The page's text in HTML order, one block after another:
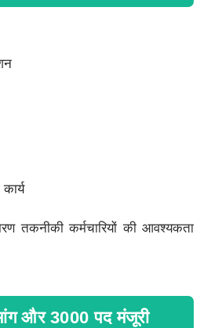
तकनीकी कर्मचारियों की आवश्यकता
और 3000 पद मंजूरी